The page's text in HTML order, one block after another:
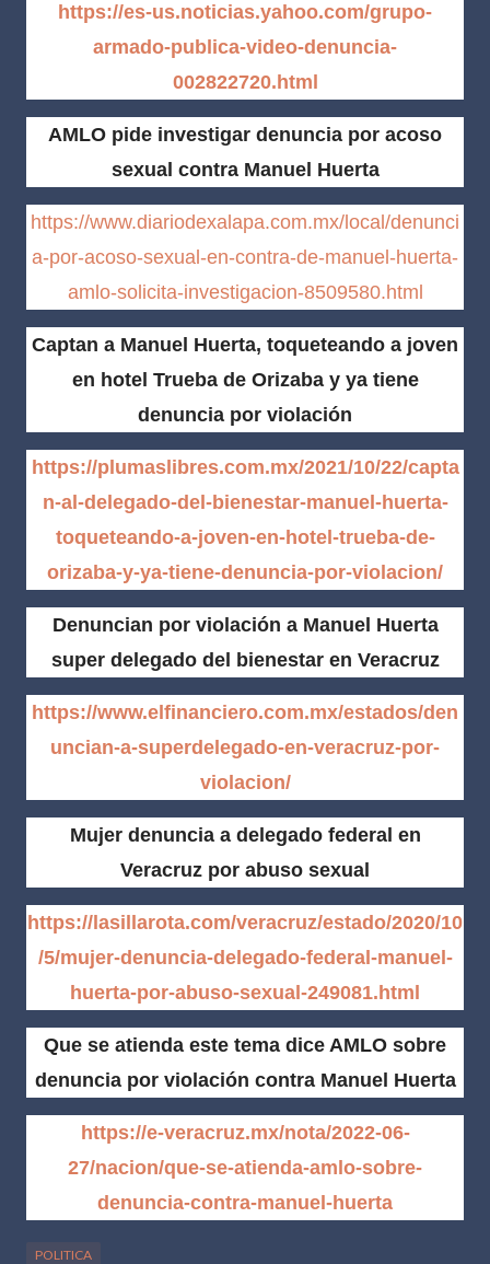
https://es-us.noticias.yahoo.com/grupo-
armado-publica-video-denuncia-
002822720.html
AMLO pide investigar denuncia por acoso
sexual contra Manuel Huerta
https://www.diariodexalapa.com.mx/local/denunci
a-por-acoso-sexual-en-contra-de-manuel-huerta-
amlo-solicita-investigacion-8509580.html
Captan a Manuel Huerta, toqueteando a joven
en hotel Trueba de Orizaba y ya tiene
denuncia por violación
https://plumaslibres.com.mx/2021/10/22/capta
n-al-delegado-del-bienestar-manuel-huerta-
toqueteando-a-joven-en-hotel-trueba-de-
orizaba-y-ya-tiene-denuncia-por-violacion/
Denuncian por violación a Manuel Huerta
super delegado del bienestar en Veracruz
https://www.elfinanciero.com.mx/estados/den
uncian-a-superdelegado-en-veracruz-por-
violacion/
Mujer denuncia a delegado federal en
Veracruz por abuso sexual
https://lasillarota.com/veracruz/estado/2020/10
/5/mujer-denuncia-delegado-federal-manuel-
huerta-por-abuso-sexual-249081.html
Que se atienda este tema dice AMLO sobre
denuncia por violación contra Manuel Huerta
https://e-veracruz.mx/nota/2022-06-
27/nacion/que-se-atienda-amlo-sobre-
denuncia-contra-manuel-huerta
POLITICA